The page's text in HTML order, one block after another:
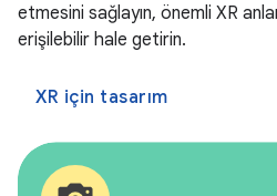
etmesini sağlayın, önemli XR
erişilebilir hale getirin.
XR için tasarım